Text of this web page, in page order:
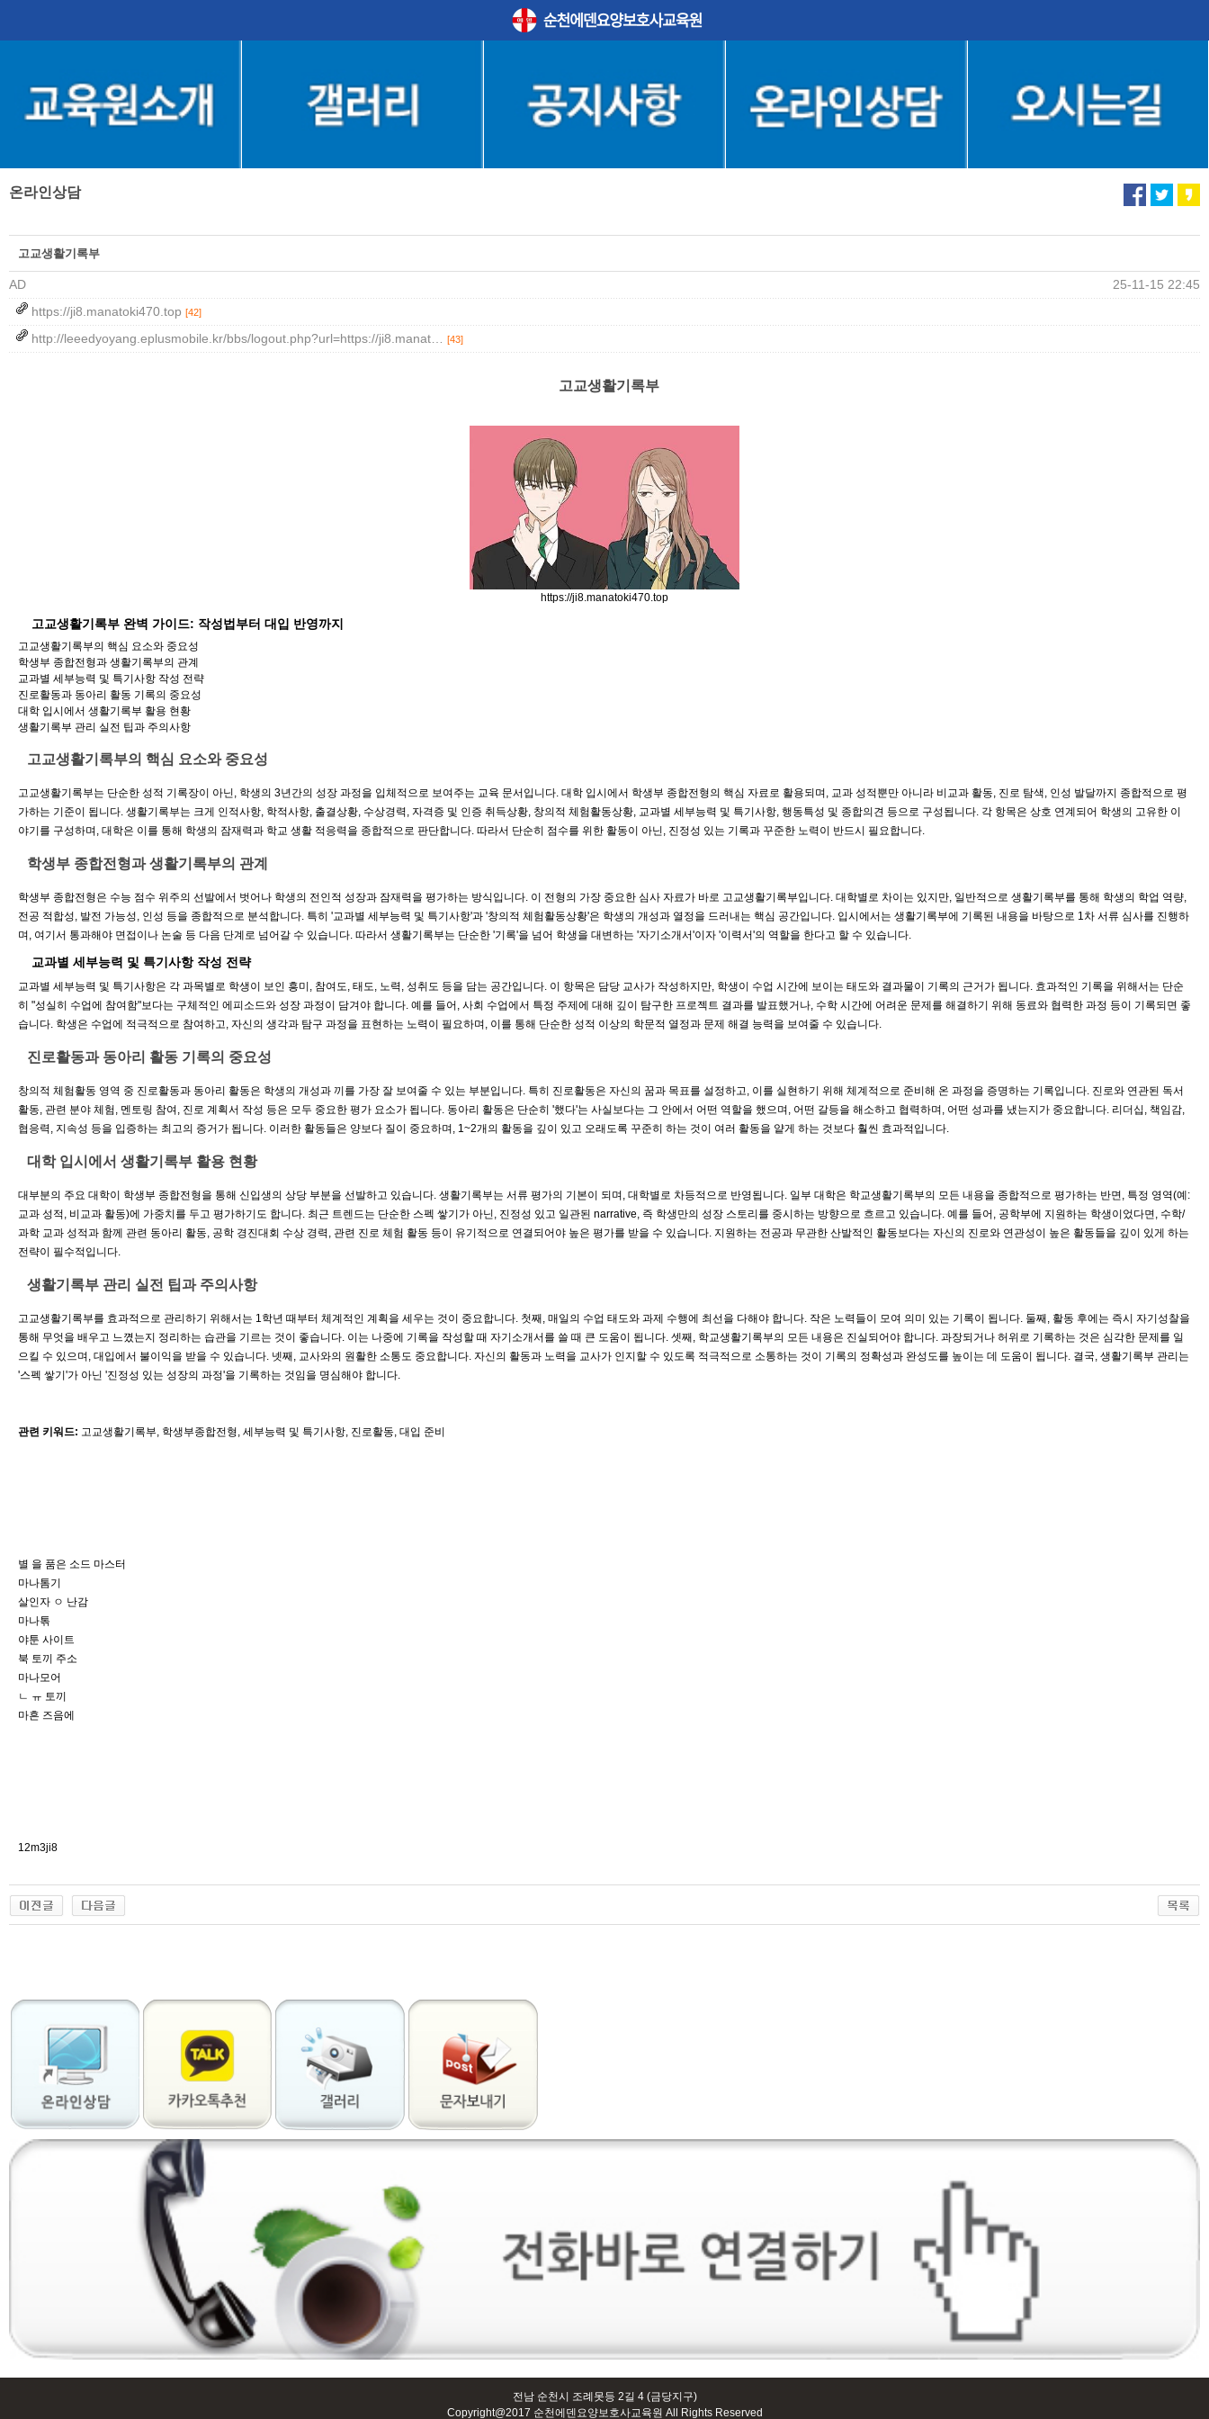
온라인상담
고교생활기록부
AD
25-11-15 22:45
https://ji8.manatoki470.top [42]
http://leeedyoyang.eplusmobile.kr/bbs/logout.php?url=https://ji8.manat… [43]
고교생활기록부
https://ji8.manatoki470.top
고교생활기록부 완벽 가이드: 작성법부터 대입 반영까지
고교생활기록부의 핵심 요소와 중요성
학생부 종합전형과 생활기록부의 관계
교과별 세부능력 및 특기사항 작성 전략
진로활동과 동아리 활동 기록의 중요성
대학 입시에서 생활기록부 활용 현황
생활기록부 관리 실전 팁과 주의사항
고교생활기록부의 핵심 요소와 중요성
고교생활기록부는 단순한 성적 기록장이 아닌, 학생의 3년간의 성장 과정을 입체적으로 보여주는 교육 문서입니다. 대학 입시에서 학생부 종합전형의 핵심 자료로 활용되며, 교과 성적뿐만 아니라 비교과 활동, 진로 탐색, 인성 발달까지 종합적으로 평
가하는 기준이 됩니다. 생활기록부는 크게 인적사항, 학적사항, 출결상황, 수상경력, 자격증 및 인증 취득상황, 창의적 체험활동상황, 교과별 세부능력 및 특기사항, 행동특성 및 종합의견 등으로 구성됩니다. 각 항목은 상호 연계되어 학생의 고유한 이
야기를 구성하며, 대학은 이를 통해 학생의 잠재력과 학교 생활 적응력을 종합적으로 판단합니다. 따라서 단순히 점수를 위한 활동이 아닌, 진정성 있는 기록과 꾸준한 노력이 반드시 필요합니다.
학생부 종합전형과 생활기록부의 관계
학생부 종합전형은 수능 점수 위주의 선발에서 벗어나 학생의 전인적 성장과 잠재력을 평가하는 방식입니다. 이 전형의 가장 중요한 심사 자료가 바로 고교생활기록부입니다. 대학별로 차이는 있지만, 일반적으로 생활기록부를 통해 학생의 학업 역량,
전공 적합성, 발전 가능성, 인성 등을 종합적으로 분석합니다. 특히 '교과별 세부능력 및 특기사항'과 '창의적 체험활동상황'은 학생의 개성과 열정을 드러내는 핵심 공간입니다. 입시에서는 생활기록부에 기록된 내용을 바탕으로 1차 서류 심사를 진행하
며, 여기서 통과해야 면접이나 논술 등 다음 단계로 넘어갈 수 있습니다. 따라서 생활기록부는 단순한 '기록'을 넘어 학생을 대변하는 '자기소개서'이자 '이력서'의 역할을 한다고 할 수 있습니다.
교과별 세부능력 및 특기사항 작성 전략
교과별 세부능력 및 특기사항은 각 과목별로 학생이 보인 흥미, 참여도, 태도, 노력, 성취도 등을 담는 공간입니다. 이 항목은 담당 교사가 작성하지만, 학생이 수업 시간에 보이는 태도와 결과물이 기록의 근거가 됩니다. 효과적인 기록을 위해서는 단순
히 "성실히 수업에 참여함"보다는 구체적인 에피소드와 성장 과정이 담겨야 합니다. 예를 들어, 사회 수업에서 특정 주제에 대해 깊이 탐구한 프로젝트 결과를 발표했거나, 수학 시간에 어려운 문제를 해결하기 위해 동료와 협력한 과정 등이 기록되면 좋
습니다. 학생은 수업에 적극적으로 참여하고, 자신의 생각과 탐구 과정을 표현하는 노력이 필요하며, 이를 통해 단순한 성적 이상의 학문적 열정과 문제 해결 능력을 보여줄 수 있습니다.
진로활동과 동아리 활동 기록의 중요성
창의적 체험활동 영역 중 진로활동과 동아리 활동은 학생의 개성과 끼를 가장 잘 보여줄 수 있는 부분입니다. 특히 진로활동은 자신의 꿈과 목표를 설정하고, 이를 실현하기 위해 체계적으로 준비해 온 과정을 증명하는 기록입니다. 진로와 연관된 독서
활동, 관련 분야 체험, 멘토링 참여, 진로 계획서 작성 등은 모두 중요한 평가 요소가 됩니다. 동아리 활동은 단순히 '했다'는 사실보다는 그 안에서 어떤 역할을 했으며, 어떤 갈등을 해소하고 협력하며, 어떤 성과를 냈는지가 중요합니다. 리더십, 책임감,
협응력, 지속성 등을 입증하는 최고의 증거가 됩니다. 이러한 활동들은 양보다 질이 중요하며, 1~2개의 활동을 깊이 있고 오래도록 꾸준히 하는 것이 여러 활동을 얕게 하는 것보다 훨씬 효과적입니다.
대학 입시에서 생활기록부 활용 현황
대부분의 주요 대학이 학생부 종합전형을 통해 신입생의 상당 부분을 선발하고 있습니다. 생활기록부는 서류 평가의 기본이 되며, 대학별로 차등적으로 반영됩니다. 일부 대학은 학교생활기록부의 모든 내용을 종합적으로 평가하는 반면, 특정 영역(예:
교과 성적, 비교과 활동)에 가중치를 두고 평가하기도 합니다. 최근 트렌드는 단순한 스펙 쌓기가 아닌, 진정성 있고 일관된 narrative, 즉 학생만의 성장 스토리를 중시하는 방향으로 흐르고 있습니다. 예를 들어, 공학부에 지원하는 학생이었다면, 수학/
과학 교과 성적과 함께 관련 동아리 활동, 공학 경진대회 수상 경력, 관련 진로 체험 활동 등이 유기적으로 연결되어야 높은 평가를 받을 수 있습니다. 지원하는 전공과 무관한 산발적인 활동보다는 자신의 진로와 연관성이 높은 활동들을 깊이 있게 하는
전략이 필수적입니다.
생활기록부 관리 실전 팁과 주의사항
고교생활기록부를 효과적으로 관리하기 위해서는 1학년 때부터 체계적인 계획을 세우는 것이 중요합니다. 첫째, 매일의 수업 태도와 과제 수행에 최선을 다해야 합니다. 작은 노력들이 모여 의미 있는 기록이 됩니다. 둘째, 활동 후에는 즉시 자기성찰을
통해 무엇을 배우고 느꼈는지 정리하는 습관을 기르는 것이 좋습니다. 이는 나중에 기록을 작성할 때 자기소개서를 쓸 때 큰 도움이 됩니다. 셋째, 학교생활기록부의 모든 내용은 진실되어야 합니다. 과장되거나 허위로 기록하는 것은 심각한 문제를 일
으킬 수 있으며, 대입에서 불이익을 받을 수 있습니다. 넷째, 교사와의 원활한 소통도 중요합니다. 자신의 활동과 노력을 교사가 인지할 수 있도록 적극적으로 소통하는 것이 기록의 정확성과 완성도를 높이는 데 도움이 됩니다. 결국, 생활기록부 관리는
'스펙 쌓기'가 아닌 '진정성 있는 성장의 과정'을 기록하는 것임을 명심해야 합니다.
관련 키워드: 고교생활기록부, 학생부종합전형, 세부능력 및 특기사항, 진로활동, 대입 준비
별 을 품은 소드 마스터
마나톰기
살인자 ㅇ 난감
마나톢
야툰 사이트
북 토끼 주소
마나모어
ㄴ ㅠ 토끼
마흔 즈음에
12m3ji8
마
마
장
전남 순천시 조례못등 2길 4 (금당지구)
Copyright@2017 순천에덴요양보호사교육원 All Rights Reserved